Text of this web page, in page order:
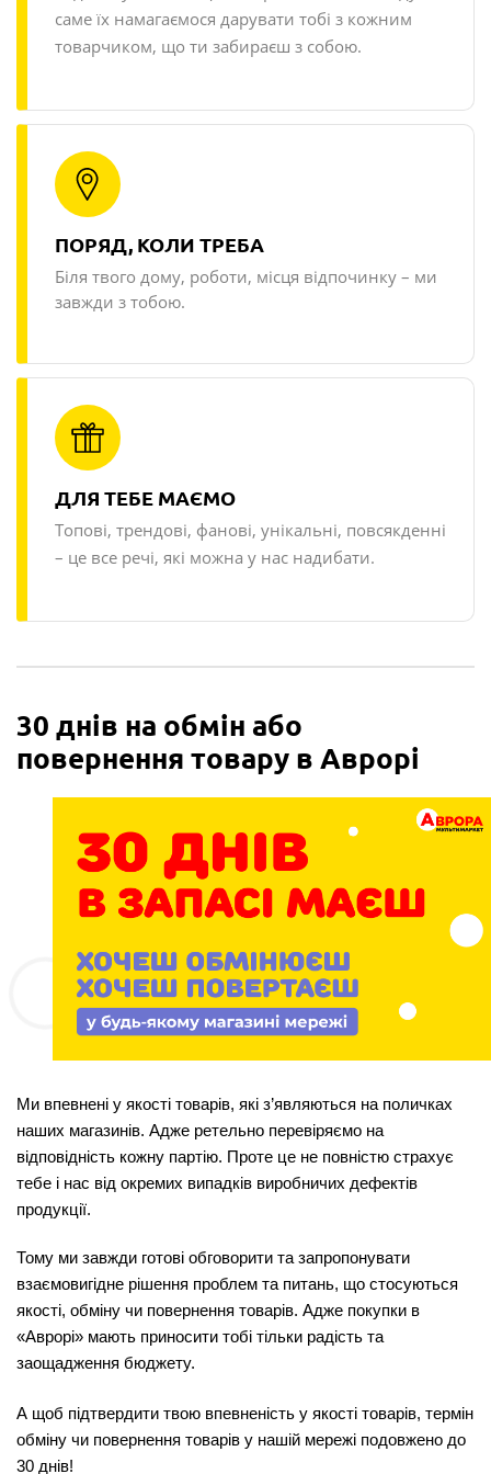
саме їх намагаємося дарувати тобі з кожним
товарчиком, що ти забираєш з собою.
ПОРЯД, КОЛИ ТРЕБА
Біля твого дому, роботи, місця відпочинку – ми
завжди з тобою.
ДЛЯ ТЕБЕ МАЄМО
Топові, трендові, фанові, унікальні, повсякденні
– це все речі, які можна у нас надибати.
30 днів на обмін або
повернення товару в Аврорі
Ми впевнені у якості товарів, які з’являються на поличках
наших магазинів. Адже ретельно перевіряємо на
відповідність кожну партію. Проте це не повністю страхує
тебе і нас від окремих випадків виробничих дефектів
продукції.
Тому ми завжди готові обговорити та запропонувати
взаємовигідне рішення проблем та питань, що стосуються
якості, обміну чи повернення товарів. Адже покупки в
«Аврорі» мають приносити тобі тільки радість та
заощадження бюджету.
А щоб підтвердити твою впевненість у якості товарів, термін
обміну чи повернення товарів у нашій мережі подовжено до
30 днів!